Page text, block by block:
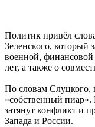
Политик привёл
Зеленского, который
военной,
лет, а также о
По словам Слуцкого,
«собственный
затянут конфликт и
Запада и России.